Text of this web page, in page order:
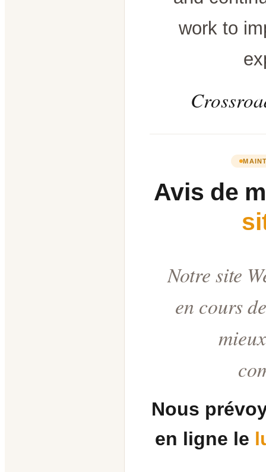
work to
Avis de
Notre site
en cours
Nous
en ligne le